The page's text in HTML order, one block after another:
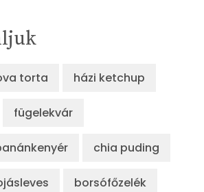
torta házi ketchup
fügelekvár
chia puding
borsófőzelék